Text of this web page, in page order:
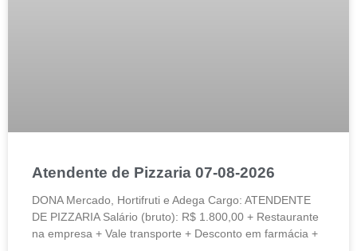
Atendente de Pizzaria 07-08-2026
DONA Mercado, Hortifruti e Adega Cargo: ATENDENTE
DE PIZZARIA Salário (bruto): R$ 1.800,00 + Restaurante
na empresa + Vale transporte + Desconto em farmácia +